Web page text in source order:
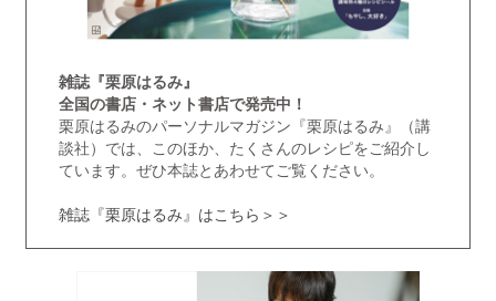
雑誌『栗原はるみ』
全国の書店・ネット書店で発売中！
栗原はるみのパーソナルマガジン『栗原はるみ』（講
談社）では、このほか、たくさんのレシピをご紹介し
ています。ぜひ本誌とあわせてご覧ください。
雑誌『栗原はるみ』はこちら＞＞